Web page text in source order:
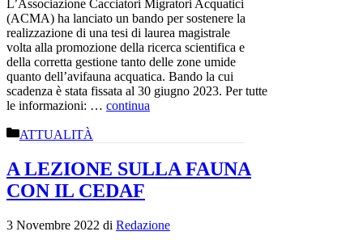
L’Associazione Cacciatori Migratori Acquatici
(ACMA) ha lanciato un bando per sostenere la
realizzazione di una tesi di laurea magistrale
volta alla promozione della ricerca scientifica e
della corretta gestione tanto delle zone umide
quanto dell’avifauna acquatica. Bando la cui
scadenza è stata fissata al 30 giugno 2023. Per tutte
le informazioni: … continua
Categorie
ATTUALITÀ
A LEZIONE SULLA FAUNA
CON IL CEDAF
3 Novembre 2022 di Redazione